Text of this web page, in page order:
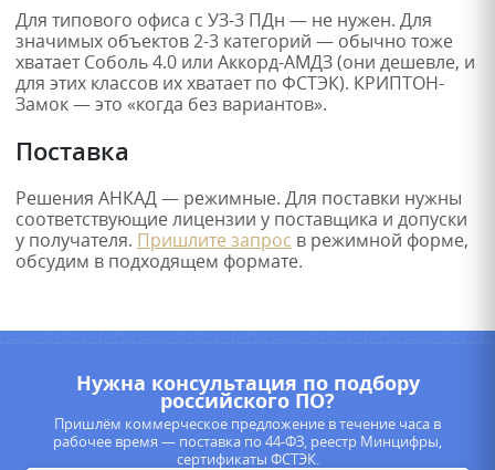
Для типового офиса с УЗ-3 ПДн — не нужен. Для
значимых объектов 2-3 категорий — обычно тоже
хватает Соболь 4.0 или Аккорд-АМДЗ (они дешевле, и
для этих классов их хватает по ФСТЭК). КРИПТОН-
Замок — это «когда без вариантов».
Поставка
Решения АНКАД — режимные. Для поставки нужны
соответствующие лицензии у поставщика и допуски
у получателя. Пришлите запрос в режимной форме,
обсудим в подходящем формате.
Нужна консультация по подбору
российского ПО?
Пришлём коммерческое предложение в течение часа в
рабочее время — поставка по 44-ФЗ, реестр Минцифры,
сертификаты ФСТЭК.